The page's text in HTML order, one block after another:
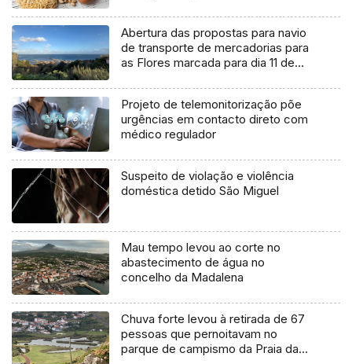
Abertura das propostas para navio
de transporte de mercadorias para
as Flores marcada para dia 11 de
Projeto de telemonitorização põe
urgências em contacto direto com
médico regulador
Suspeito de violação e violência
doméstica detido São Miguel
Mau tempo levou ao corte no
abastecimento de água no
concelho da Madalena
Chuva forte levou à retirada de 67
pessoas que pernoitavam no
parque de campismo da Praia da